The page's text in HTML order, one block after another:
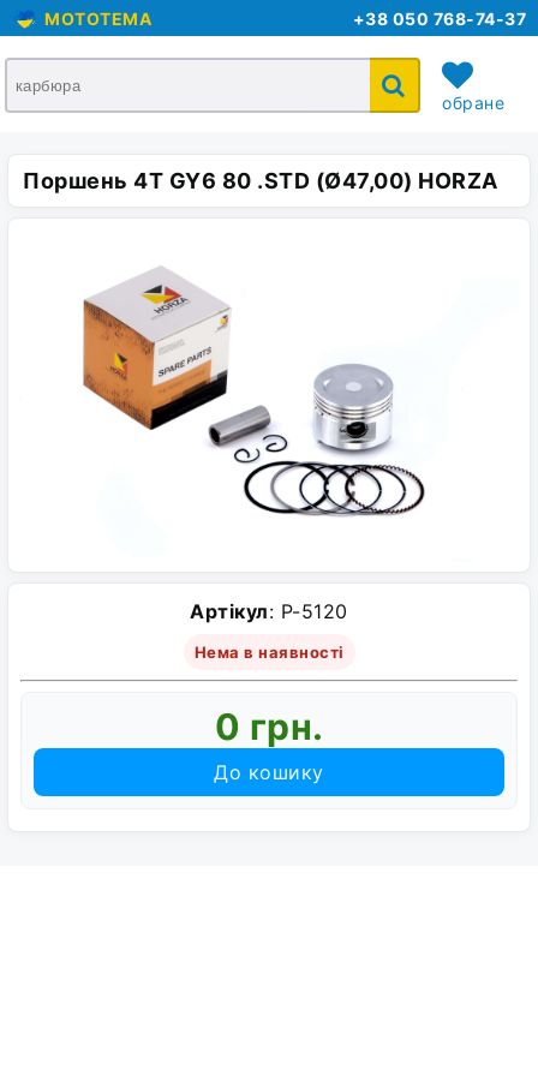
MOTOTEMA +38 050 768-74-37
обране
кошик
Поршень 4T GY6 80 .STD (Ø47,00) HORZA
Артікул: P-5120
Нема в наявності
0 грн.
До кошику